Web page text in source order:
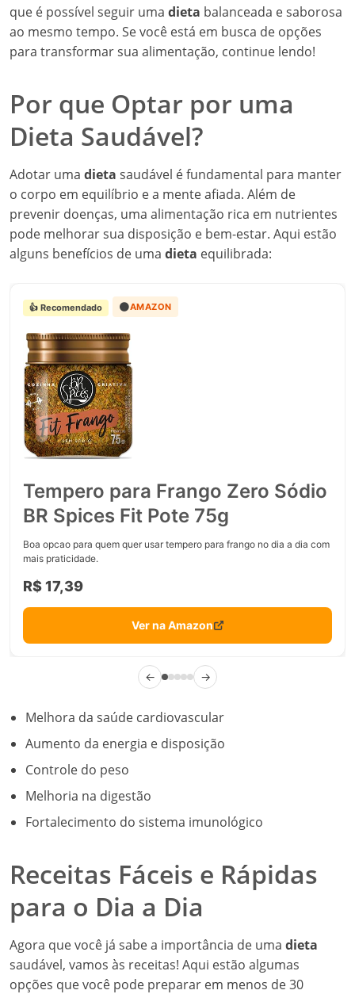
que é possível seguir uma dieta balanceada e saborosa
ao mesmo tempo. Se você está em busca de opções
para transformar sua alimentação, continue lendo!
Por que Optar por uma
Dieta Saudável?
Adotar uma dieta saudável é fundamental para manter
o corpo em equilíbrio e a mente afiada. Além de
prevenir doenças, uma alimentação rica em nutrientes
pode melhorar sua disposição e bem-estar. Aqui estão
alguns benefícios de uma dieta equilibrada:
👍 Recomendado 🟠AMAZON
Tempero para Frango Zero Sódio
BR Spices Fit Pote 75g
Boa opcao para quem quer usar tempero para frango no dia a dia com
mais praticidade.
R$ 17,39
Ver na Amazon
← →
Melhora da saúde cardiovascular
Aumento da energia e disposição
Controle do peso
Melhoria na digestão
Fortalecimento do sistema imunológico
Receitas Fáceis e Rápidas
para o Dia a Dia
Agora que você já sabe a importância de uma dieta
saudável, vamos às receitas! Aqui estão algumas
opções que você pode preparar em menos de 30